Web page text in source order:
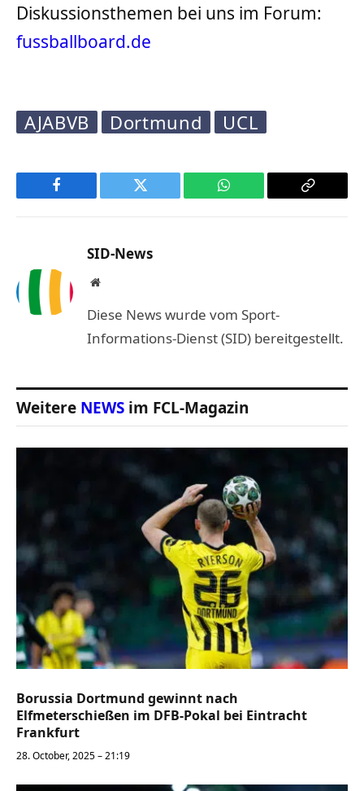
Diskussionsthemen bei uns im Forum:
fussballboard.de
AJABVB Dortmund UCL
Facebook Twitter WhatsApp
Copy
SID-News
Website
Diese News wurde vom Sport-
Informations-Dienst (SID) bereitgestellt.
Weitere NEWS im FCL-Magazin
Borussia Dortmund gewinnt nach
Elfmeterschießen im DFB-Pokal bei Eintracht
Frankfurt
28. October, 2025 – 21:19